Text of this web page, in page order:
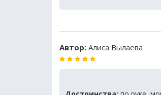
Автор: Алиса Вылаева